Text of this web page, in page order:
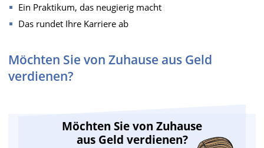
Ein Praktikum, das neugierig macht
Das rundet Ihre Karriere ab
Möchten Sie von Zuhause aus Geld
verdienen?
Möchten Sie von Zuhause
aus Geld verdienen?